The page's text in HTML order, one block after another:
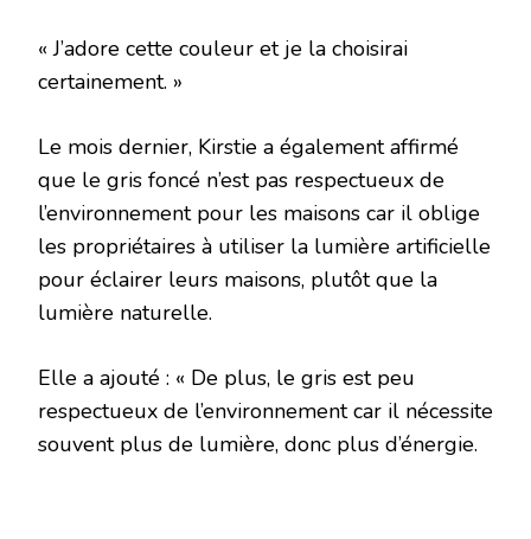
« J’adore cette couleur et je la choisirai
certainement. »
Le mois dernier, Kirstie a également affirmé
que le gris foncé n’est pas respectueux de
l’environnement pour les maisons car il oblige
les propriétaires à utiliser la lumière artificielle
pour éclairer leurs maisons, plutôt que la
lumière naturelle.
Elle a ajouté : « De plus, le gris est peu
respectueux de l’environnement car il nécessite
souvent plus de lumière, donc plus d’énergie.